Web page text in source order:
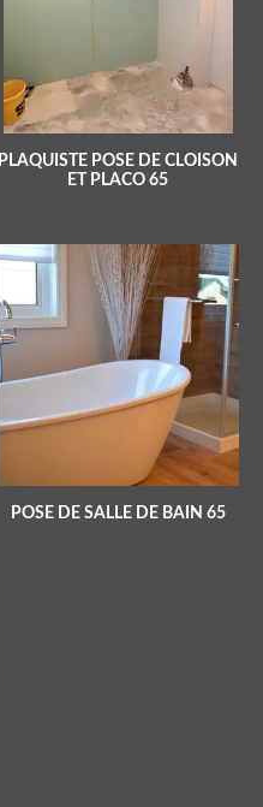
PLAQUISTE POSE DE CLOISON
ET PLACO 65
POSE DE SALLE DE BAIN 65